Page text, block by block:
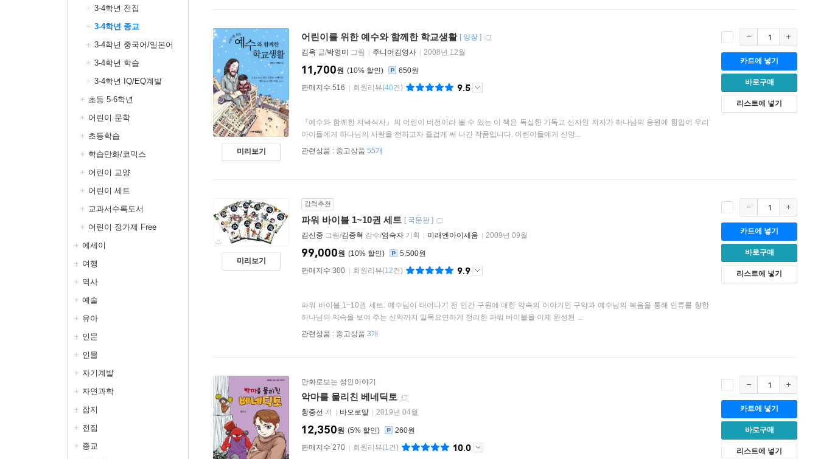
3-4학년 전집
3-4학년 종교
3-4학년 중국어/일본어
3-4학년 학습
3-4학년 IQ/EQ계발
초등 5-6학년
어린이 문학
초등학습
학습만화/코믹스
어린이 교양
어린이 세트
교과서수록도서
어린이 정가제 Free
에세이
여행
역사
예술
유아
인문
인물
자기계발
자연과학
잡지
전집
종교
미리보기
어린이를 위한 예수와 함께한 학교생활 [ 양장 ]
김옥 글/박영미 그림 주니어김영사 2008년 12월
10%
11,700원
650원
판매지수 516
회원리뷰(40건) 9.5
『예수와 함께한 저녁식사』의 어린이 버전이라 볼 수 있는 이 책은 독실한 기독교 신자인 저자가 하나님의 응원에 힘입어 우리
아이들에게 하나님의 사랑을 전하고자 즐겁게 써 나간 작품입니다. 어린이들에게 신앙...
관련상품 : 중고상품 55개
카트에 넣기
바로구매
리스트에 넣기
미리보기
강력추천
파워 바이블 1~10권 세트 [ 국문판 ]
김신중 그림/김종혁 감수/염숙자 기획 미래엔아이세움 2009년 09월
10%
99,000원
5,500원
판매지수 300
회원리뷰(12건) 9.9
파워 바이블 1~10권 세트. 예수님이 태어나기 전 인간 구원에 대한 약속의 이야기인 구약과 예수님의 복음을 통해 인류를 향한
하나님의 약속을 보여 주는 신약까지 일목요연하게 정리한 파워 바이블을 이제 완성된 ...
관련상품 : 중고상품 3개
카트에 넣기
바로구매
리스트에 넣기
만화로보는 성인이야기
악마를 물리친 베네딕토
황중선 저 바오로딸 2019년 04월
5%
12,350원
260원
판매지수 270
회원리뷰(1건) 10.0
카트에 넣기
바로구매
리스트에 넣기